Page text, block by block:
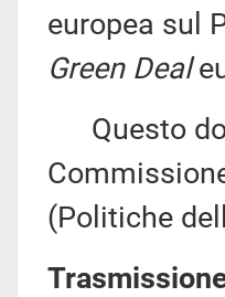
europea sul
Green Deal
Questo
(Politiche